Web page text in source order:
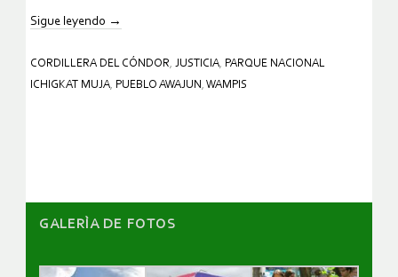
Sigue leyendo →
CORDILLERA DEL CÓNDOR, JUSTICIA, PARQUE NACIONAL
ICHIGKAT MUJA, PUEBLO AWAJUN , WAMPIS
GALERÌA DE FOTOS